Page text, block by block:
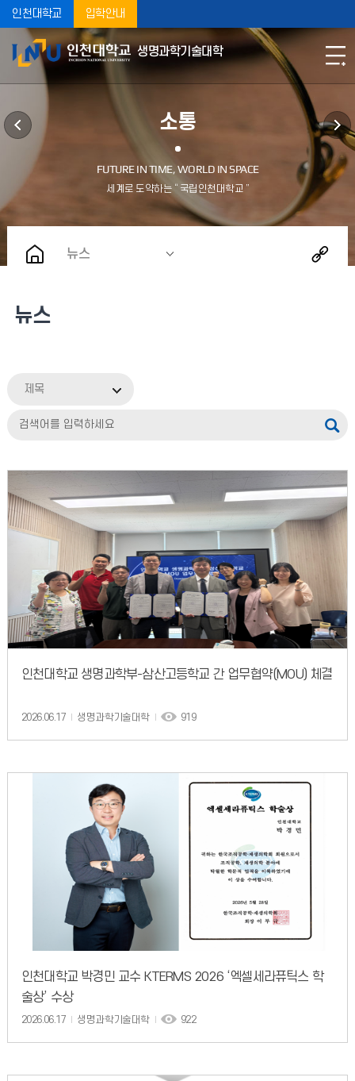
인천대학교 입학안내
생명과학기술대학
소통
뉴스
뉴스
제목
인천대학교 생명과학부-삼산고등학교 간 업무협약(MOU) 체결
2026.06.17 생명과학기술대학 919
인천대학교 박경민 교수 KTERMS 2026 ‘엑셀세라퓨틱스 학
술상’ 수상
2026.06.17 생명과학기술대학 922